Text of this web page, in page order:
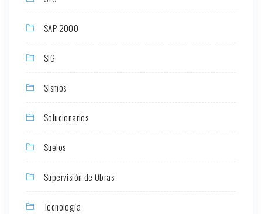
SAP 2000
SIG
Sismos
Solucionarios
Suelos
Supervisión de Obras
Tecnología